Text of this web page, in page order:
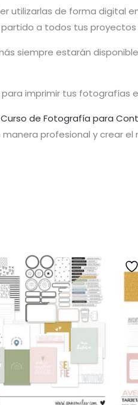
utilizarlas de forma digital
a todos tus
siempre estarán
para imprimir tus fotografías
Curso de Fotografía para
profesional y crear el